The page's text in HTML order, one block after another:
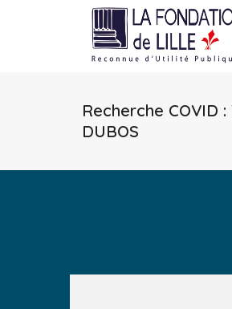
Recherche COVID
DUBOS